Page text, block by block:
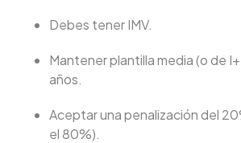
Debes tener IMV.
Mantener plantilla media (o de
años.
Aceptar una penalización del
el 80%).